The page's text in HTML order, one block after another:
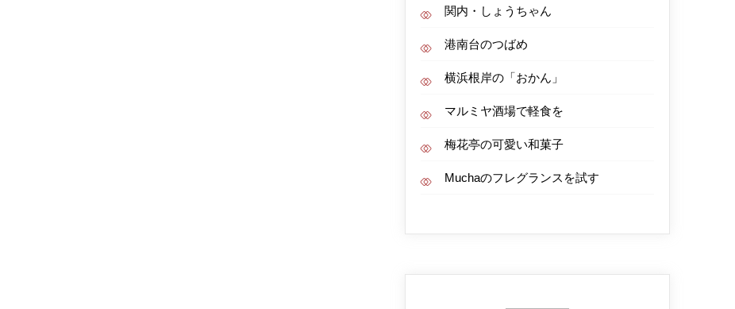
関内・しょうちゃん
港南台のつばめ
横浜根岸の「おかん」
マルミヤ酒場で軽食を
梅花亭の可愛い和菓子
Muchaのフレグランスを試す